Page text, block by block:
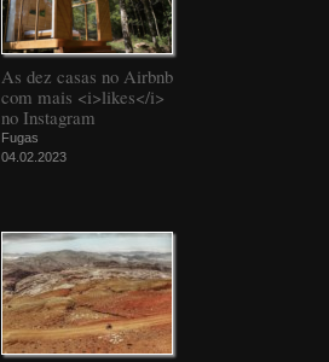
As dez casas no Airbnb
com mais <i>likes</i>
no Instagram
Fugas
04.02.2023